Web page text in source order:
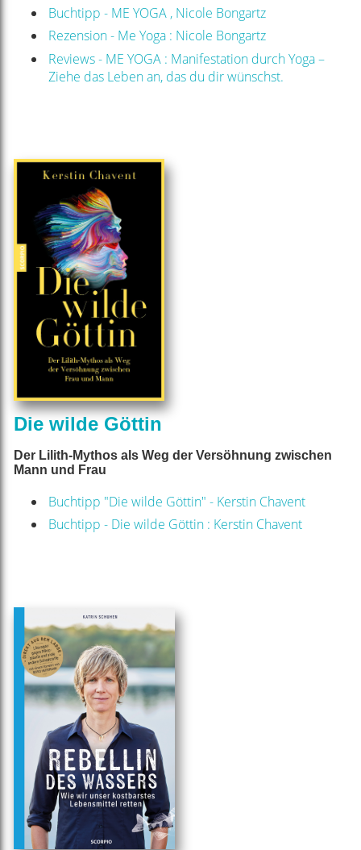
Buchtipp - ME YOGA , Nicole Bongartz
Rezension - Me Yoga : Nicole Bongartz
Reviews - ME YOGA : Manifestation durch Yoga –
Ziehe das Leben an, das du dir wünschst.
Die wilde Göttin
Der Lilith-Mythos als Weg der Versöhnung zwischen
Mann und Frau
Buchtipp "Die wilde Göttin" - Kerstin Chavent
Buchtipp - Die wilde Göttin : Kerstin Chavent